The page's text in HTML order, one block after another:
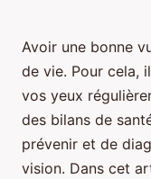
Avoir une bonne
de vie. Pour cela,
vos yeux
des bilans de
prévenir et de
vision. Dans cet